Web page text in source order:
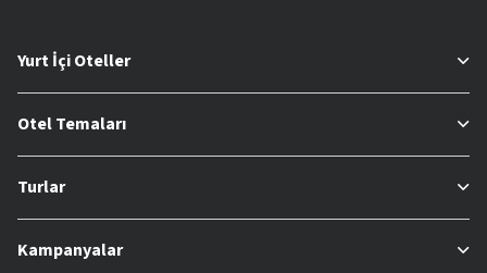
Yurt İçi Oteller
Otel Temaları
Turlar
Kampanyalar